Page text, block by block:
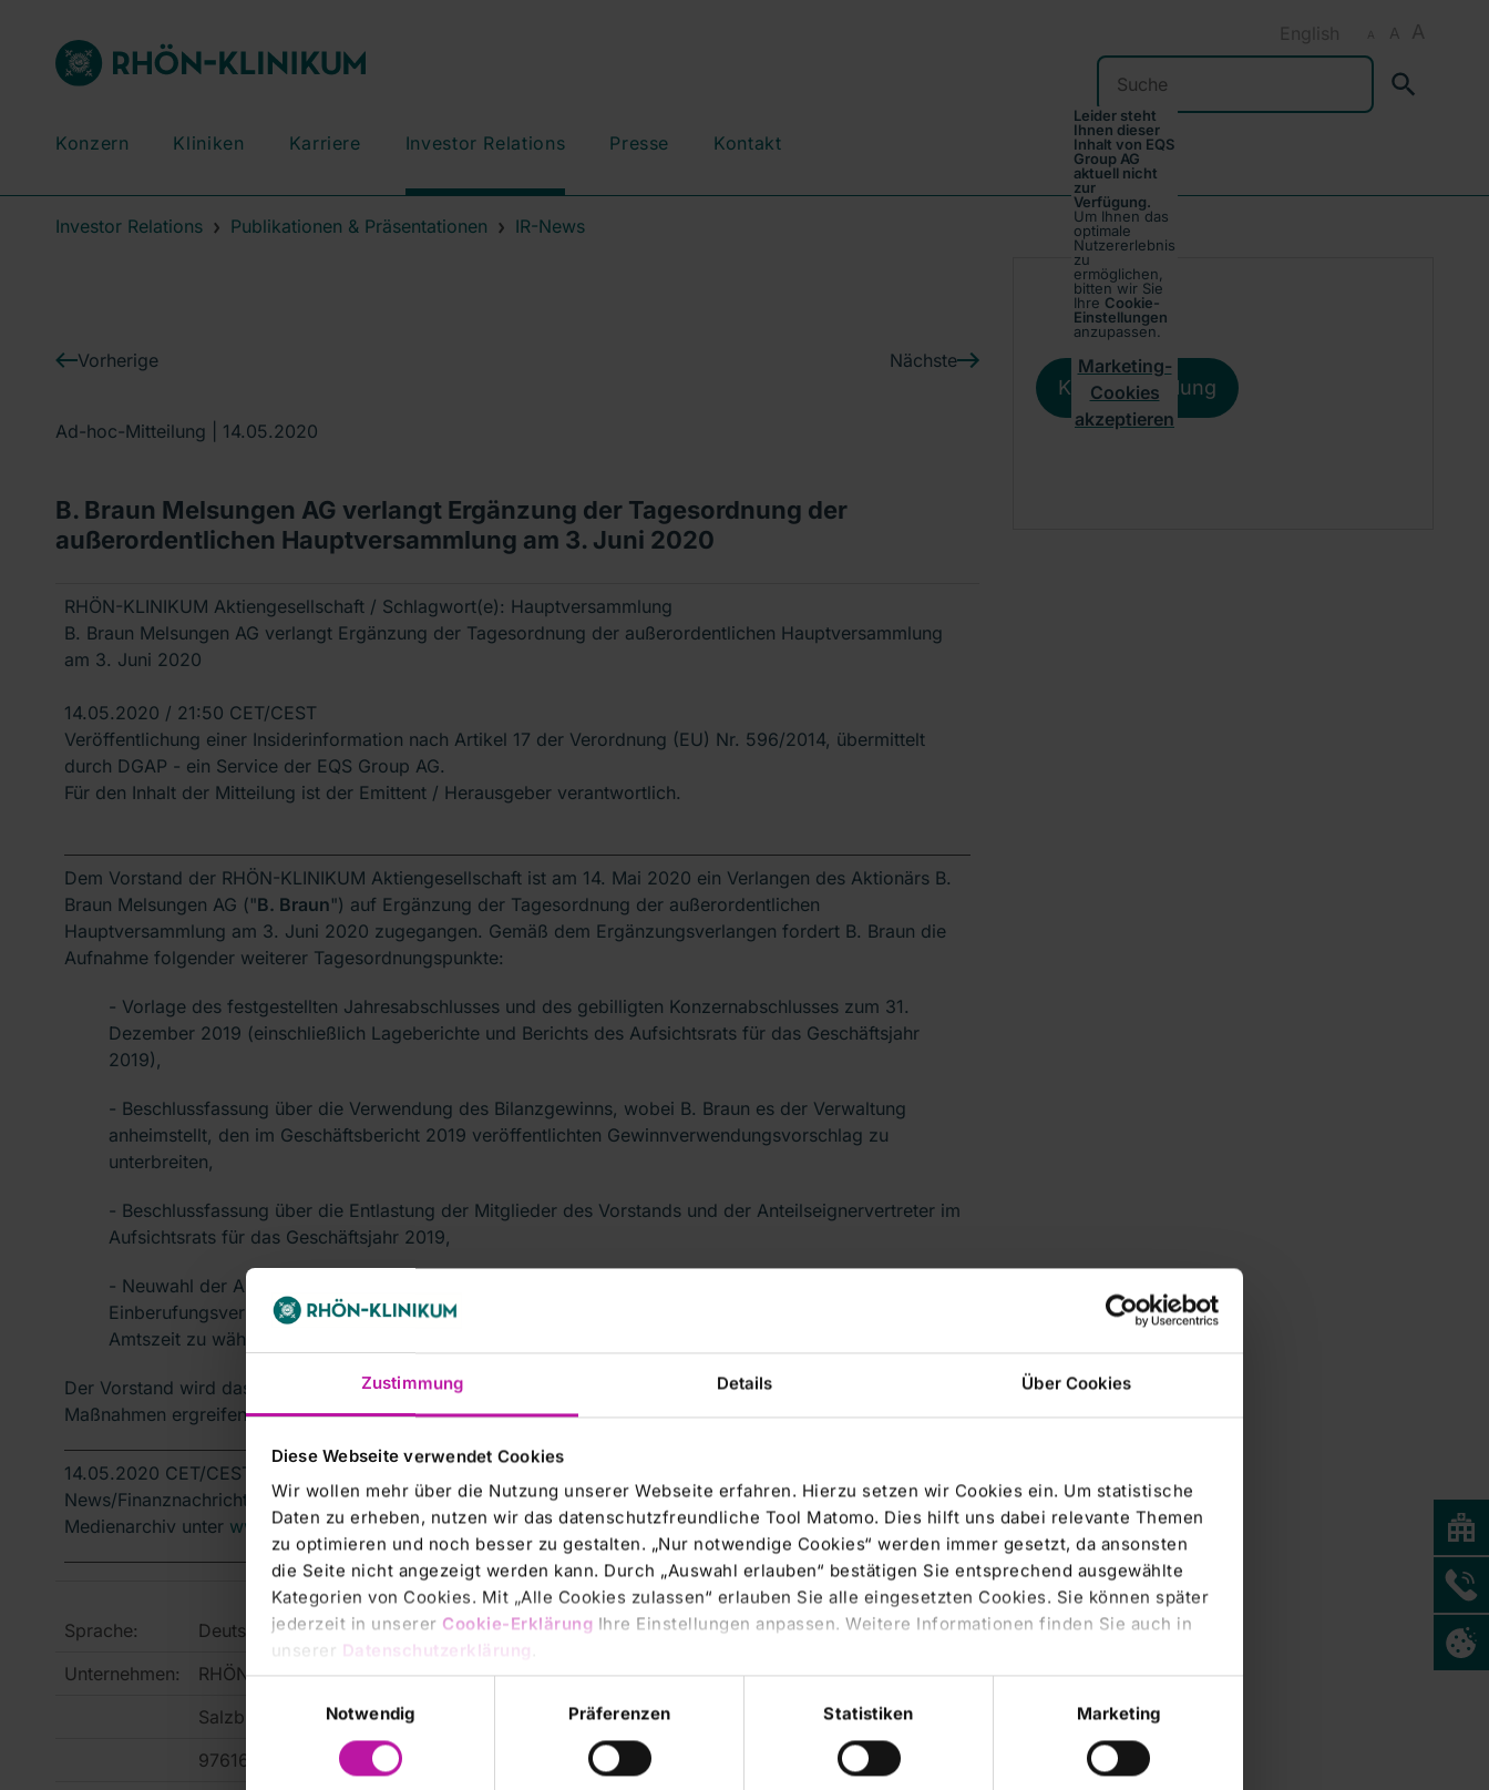
Zustimmung Details Über Cookies
Diese Webseite verwendet Cookies
Wir wollen mehr über die Nutzung unserer Webseite erfahren. Hierzu setzen wir Cookies ein. Um statistische
Daten zu erheben, nutzen wir das datenschutzfreundliche Tool Matomo. Dies hilft uns dabei relevante Themen
zu optimieren und noch besser zu gestalten. „Nur notwendige Cookies“ werden immer gesetzt, da ansonsten
die Seite nicht angezeigt werden kann. Durch „Auswahl erlauben“ bestätigen Sie entsprechend ausgewählte
Kategorien von Cookies. Mit „Alle Cookies zulassen“ erlauben Sie alle eingesetzten Cookies. Sie können später
jederzeit in unserer Cookie-Erklärung Ihre Einstellungen anpassen. Weitere Informationen finden Sie auch in
unserer Datenschutzerklärung
Notwendig
Präferenzen Statistiken Marketing
A A A
English
Suchen
Konzern Kliniken Karriere Investor Relations Presse Kontakt
Investor Relations Publikationen & Präsentationen IR-News
Vorherige Nächste
Ad-hoc-Mitteilung | 14.05.2020
B. Braun Melsungen AG verlangt Ergänzung der Tagesordnung der
außerordentlichen Hauptversammlung am 3. Juni 2020
RHÖN-KLINIKUM Aktiengesellschaft / Schlagwort(e): Hauptversammlung
B. Braun Melsungen AG verlangt Ergänzung der Tagesordnung der außerordentlichen Hauptversammlung
am 3. Juni 2020
14.05.2020 / 21:50 CET/CEST
Veröffentlichung einer Insiderinformation nach Artikel 17 der Verordnung (EU) Nr. 596/2014, übermittelt
durch DGAP - ein Service der EQS Group AG.
Für den Inhalt der Mitteilung ist der Emittent / Herausgeber verantwortlich.
Dem Vorstand der RHÖN-KLINIKUM Aktiengesellschaft ist am 14. Mai 2020 ein Verlangen des Aktionärs B.
Braun Melsungen AG ("B. Braun") auf Ergänzung der Tagesordnung der außerordentlichen
Hauptversammlung am 3. Juni 2020 zugegangen. Gemäß dem Ergänzungsverlangen fordert B. Braun die
Aufnahme folgender weiterer Tagesordnungspunkte:
- Vorlage des festgestellten Jahresabschlusses und des gebilligten Konzernabschlusses zum 31.
Dezember 2019 (einschließlich Lageberichte und Berichts des Aufsichtsrats für das Geschäftsjahr
2019),
- Beschlussfassung über die Verwendung des Bilanzgewinns, wobei B. Braun es der Verwaltung
anheimstellt, den im Geschäftsbericht 2019 veröffentlichten Gewinnverwendungsvorschlag zu
unterbreiten,
- Beschlussfassung über die Entlastung der Mitglieder des Vorstands und der Anteilseignervertreter im
Aufsichtsrats für das Geschäftsjahr 2019,
- Neuwahl der Anteilseignervertreter im Aufsichtsrat, wobei vorgeschlagen wird, die bereits im
Einberufungsverlangen von B. Braun vorgeschlagenen Kandidaten für die gesetzliche Höchstdauer der
Amtszeit zu wählen.
Der Vorstand wird das Ergänzungsverlangen von B. Braun sorgfältig prüfen und die rechtlich erforderlichen
Maßnahmen ergreifen.
14.05.2020 CET/CEST Die DGAP Distributionsservices umfassen gesetzliche Meldepflichten, Corporate
News/Finanznachrichten und Pressemitteilungen.
Medienarchiv unter www.dgap.de
Sprache:
Deutsch
Unternehmen:
RHÖN-KLINIKUM Aktiengesellschaft
Salzburger Leite 1
97616 Bad Neustadt a.d.Saale
Leider steht
Ihnen dieser
Inhalt von EQS
Group AG
aktuell nicht
zur
Verfügung.
Um Ihnen das
optimale
Nutzererlebnis
zu
ermöglichen,
bitten wir Sie
Ihre Cookie-
Einstellungen
anzupassen.
Marketing-
Cookies
akzeptieren
Kursentwicklung